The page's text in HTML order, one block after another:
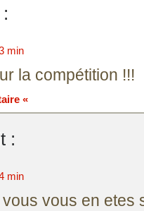
min
la compétition !!!
«
:
min
vous en etes